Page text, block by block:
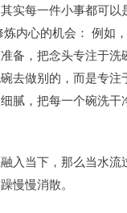
实每一件小事都可以
内心的机会： 例如
备，把念头专注于洗
去做别的，而是专注
腻，把每一个碗洗干
入当下，那么当水流
慢慢消散。